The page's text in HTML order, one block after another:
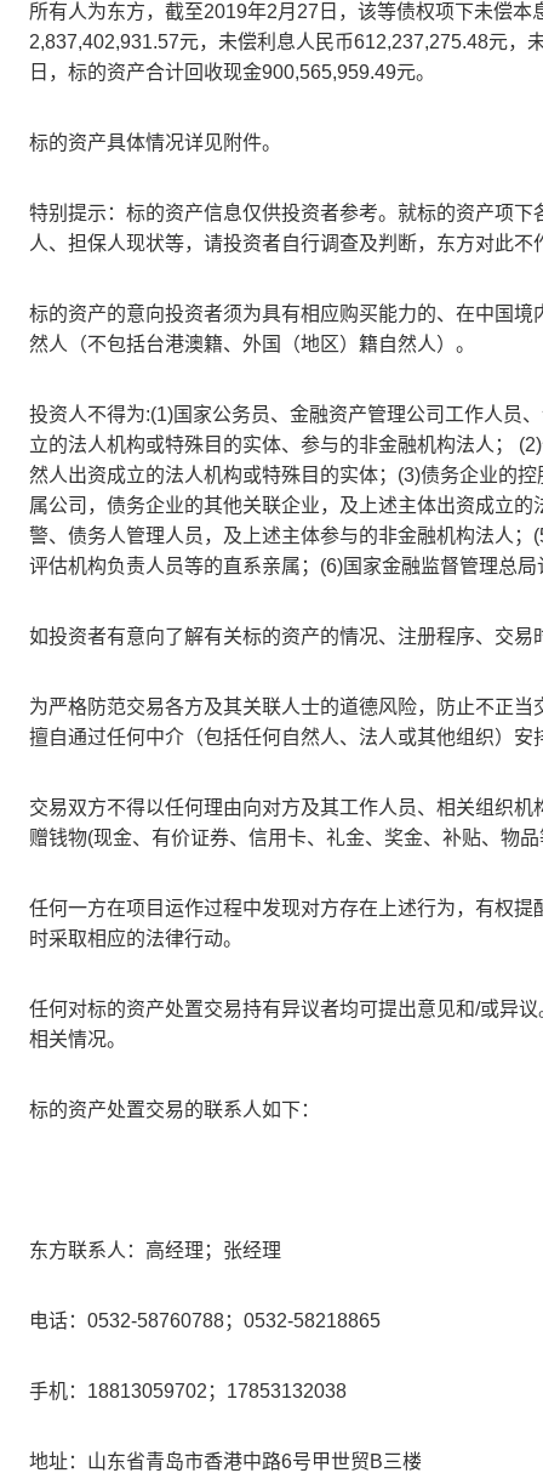
所有人为东方，截至2019年2月 27 日，该等债权项下未偿本
2,837,402,931.57元，未偿利息人民币612,237,275.48元，
日，标的资产合计回收现金900,565,959.49元。
标的资产具体情况详见附件。
特别提示：标的资产信息仅供投资者参考。就标的资产项
人、担保人现状等，请投资者自行调查及判断，东方对此不
标的资产的意向投资者须为具有相应购买能力的、在中国
然人（不包括台港澳籍、外国（地区）籍自然人）。
投资人不得为:(1)国家公务员、金融资产管理公司工作人员
立的法人机构或特殊目的实体、参与的非金融机构法人； (2)
然人出资成立的法人机构或特殊目的实体； (3)债务企业的控
属公司，债务企业的其他关联企业，及上述主体出资成立的
警、债务人管理人员，及上述主体参与的非金融机构法人；
评估机构负责人员等的直系亲属； (6)国家金融监督管理总
如投资者有意向了解有关标的资产的情况、注册程序、交
为严格防范交易各方及其关联人士的道德风险，防止不正
擅自通过任何中介（包括任何自然人、法人或其他组织）安
交易双方不得以任何理由向对方及其工作人员、相关组织
赠钱物(现金、有价证券、信用卡、礼金、奖金、补贴、物品
任何一方在项目运作过程中发现对方存在上述行为，有权
时采取相应的法律行动。
任何对标的资产处置交易持有异议者均可提出意见和/或异议
相关情况。
标的资产处置交易的联系人如下：
东方联系人：高经理；张经理
电话： 0532-58760788； 0532-58218865
手机： 18813059702 ； 17853132038
地址：山东省青岛市香港中路6号甲世贸B三楼